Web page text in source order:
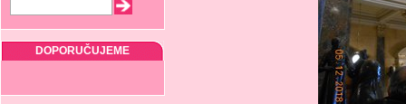
DOPORUČUJEME